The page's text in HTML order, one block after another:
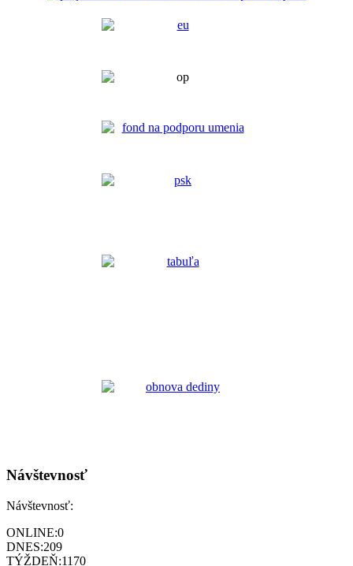
Návštevnosť
Návštevnosť:
ONLINE:0
DNES:209
TÝŽDEŇ:1170